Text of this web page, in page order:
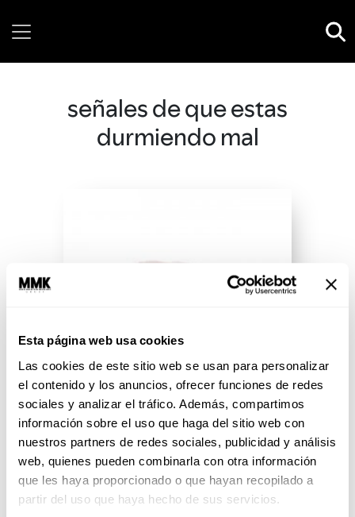
Esta página web usa cookies
Las cookies de este sitio web se usan para personalizar
el contenido y los anuncios, ofrecer funciones de redes
sociales y analizar el tráfico. Además, compartimos
información sobre el uso que haga del sitio web con
nuestros partners de redes sociales, publicidad y análisis
web, quienes pueden combinarla con otra información
que les haya proporcionado o que hayan recopilado a
partir del uso que haya hecho de sus servicios.
señales de que estas
durmiendo mal
Necesitas dormir más
10 señales de que estás
durmiendo mal.